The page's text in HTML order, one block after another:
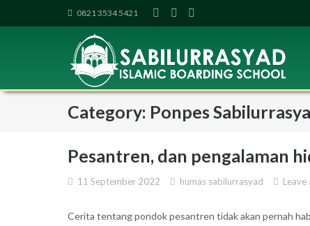
to
0821 3534 5421
Category: Ponpes
Pesantren, dan pengalaman
11 September 2022 humas sabilurrasyad Leave
Cerita tentang pondok pesantren tidak akan pernah